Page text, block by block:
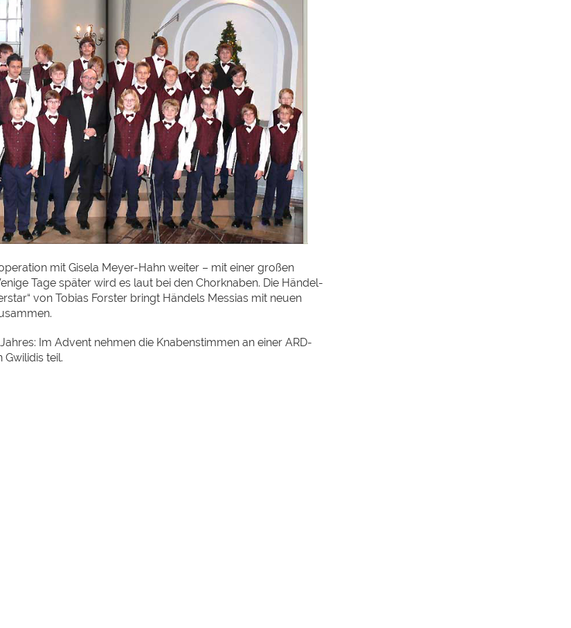
mit Gisela Meyer-Hahn weiter – mit einer großen
Tage später wird es laut bei den Chorknaben. Die Händel-
von Tobias Forster bringt Händels Messias mit neuen
Im Advent nehmen die Knabenstimmen an einer ARD-
Gwilidis teil.